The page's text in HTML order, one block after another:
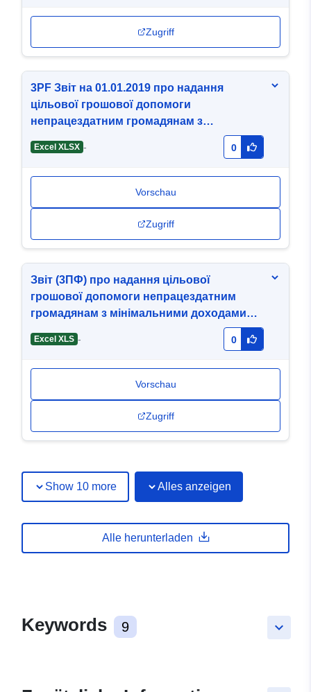
Zugriff
3PF Звіт на 01.01.2019 про надання
цільової грошової допомоги
непрацездатним громадянам з
Excel XLSX - 0
Vorschau
Zugriff
Звіт (3ПФ) про надання цільової
грошової допомоги непрацездатним
громадянам з мінімальними доходами
Excel XLS - 0
Vorschau
Zugriff
Show 10 more Alles anzeigen
Alle herunterladen
keyboard_arrow_down
Keywords 9